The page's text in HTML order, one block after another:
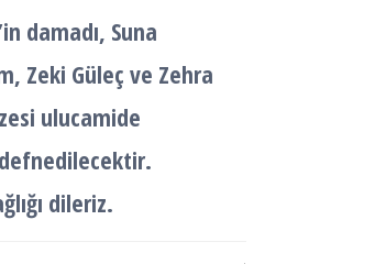
damadı, Suna
Zeki Güleç ve Zehra
ulucamide
defnedilecektir.
dileriz.